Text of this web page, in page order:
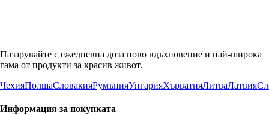
Пазарувайте с ежедневна доза ново вдъхновение и най-широка
гама от продукти за красив живот.
ЧехияПолшаСловакияРумънияУнгарияХърватияЛитваЛатвия
Информация за покупката